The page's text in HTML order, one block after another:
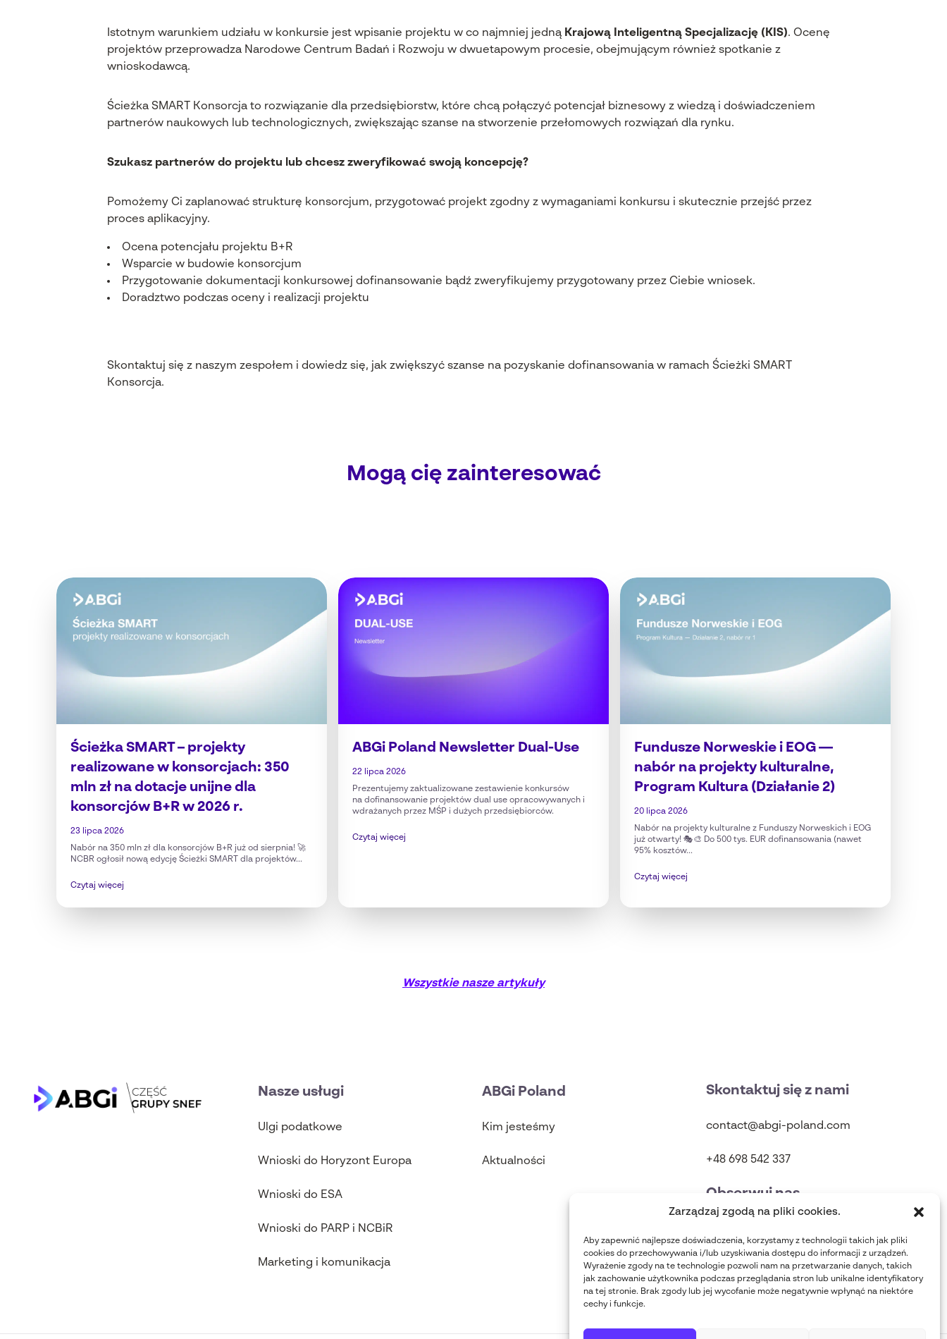
Zarządzaj zgodą na pliki cookies.
Aby zapewnić najlepsze doświadczenia, korzystamy z technologii takich jak pliki
cookies do przechowywania i/lub uzyskiwania dostępu do informacji z urządzeń.
Wyrażenie zgody na te technologie pozwoli nam na przetwarzanie danych, takich
jak zachowanie użytkownika podczas przeglądania stron lub unikalne identyfikatory
na tej stronie. Brak zgody lub jej wycofanie może negatywnie wpłynąć na niektóre
cechy i funkcje.
Istotnym warunkiem udziału w konkursie jest wpisanie projektu w co najmniej jedną Krajową Inteligentną Specjalizację (KIS). Ocenę
projektów przeprowadza Narodowe Centrum Badań i Rozwoju w dwuetapowym procesie, obejmującym również spotkanie z
wnioskodawcą.
Ścieżka SMART Konsorcja to rozwiązanie dla przedsiębiorstw, które chcą połączyć potencjał biznesowy z wiedzą i doświadczeniem
partnerów naukowych lub technologicznych, zwiększając szanse na stworzenie przełomowych rozwiązań dla rynku.
Szukasz partnerów do projektu lub chcesz zweryfikować swoją koncepcję?
Pomożemy Ci zaplanować strukturę konsorcjum, przygotować projekt zgodny z wymaganiami konkursu i skutecznie przejść przez
proces aplikacyjny.
Ocena potencjału projektu B+R
Wsparcie w budowie konsorcjum
Przygotowanie dokumentacji konkursowej dofinansowanie bądź zweryfikujemy przygotowany przez Ciebie wniosek.
Doradztwo podczas oceny i realizacji projektu
Skontaktuj się z naszym zespołem i dowiedz się, jak zwiększyć szanse na pozyskanie dofinansowania w ramach Ścieżki SMART
Konsorcja.
Mogą cię zainteresować
Ścieżka SMART – projekty
realizowane w konsorcjach: 350
mln zł na dotacje unijne dla
konsorcjów B+R w 2026 r.
23 lipca 2026
Nabór na 350 mln zł dla konsorcjów B+R już od sierpnia! 🚀
NCBR ogłosił nową edycję Ścieżki SMART dla projektów...
Czytaj więcej
ABGi Poland Newsletter Dual-Use
22 lipca 2026
Prezentujemy zaktualizowane zestawienie konkursów
na dofinansowanie projektów dual use opracowywanych i
wdrażanych przez MŚP i dużych przedsiębiorców.
Czytaj więcej
Fundusze Norweskie i EOG —
nabór na projekty kulturalne,
Program Kultura (Działanie 2)
20 lipca 2026
Nabór na projekty kulturalne z Funduszy Norweskich i EOG
już otwarty! 🎭🎨 Do 500 tys. EUR dofinansowania (nawet
95% kosztów...
Czytaj więcej
Wszystkie nasze artykuły
Nasze usługi
Ulgi podatkowe
Wnioski do Horyzont Europa
Wnioski do ESA
Wnioski do PARP i NCBiR
Marketing i komunikacja
ABGi Poland
Kim jesteśmy
Aktualności
Skontaktuj się z nami
contact@abgi-poland.com
+48 698 542 337
Obserwuj nas